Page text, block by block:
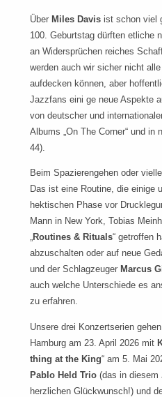
Über Miles Davis ist schon viel
100. Geburtstag dürften etliche
an Widersprüchen reiches
werden auch wir sicher nicht
aufdecken können, aber
Jazzfans eini ge neue Aspekte
von deutscher und
Albums „On The Corner“ und
44).
Beim Spazierengehen oder
Das ist eine Routine, die einige
hektischen Phase vor
Mann in New York, Tobias
„Routines & Rituals“ getroffen
abzuschalten oder auf neue
und der Schlagzeuger Marcus
auch welche Unterschiede es
zu erfahren.
Unsere drei Konzertserien gehen
Hamburg am 23. April 2026 mit
thing at the King“ am 5. Mai
Pablo Held Trio (das in diesem
herzlichen Glückwunsch!) und